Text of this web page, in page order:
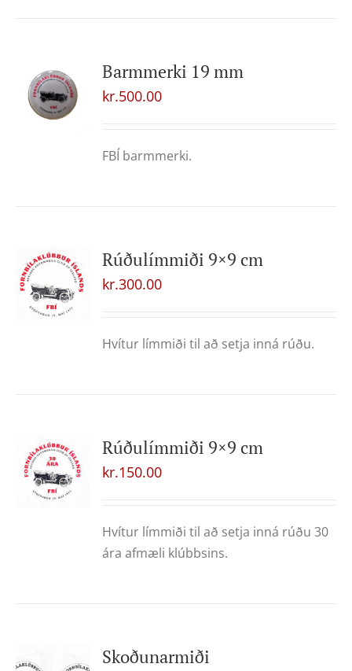
Barmmerki 19 mm
kr.500.00
FBÍ barmmerki.
Rúðulímmiði 9×9 cm
kr.300.00
Hvítur límmiði til að setja inná rúðu.
Rúðulímmiði 9×9 cm
kr.150.00
Hvítur límmiði til að setja inná rúðu 30
ára afmæli klúbbsins.
Skoðunarmiði